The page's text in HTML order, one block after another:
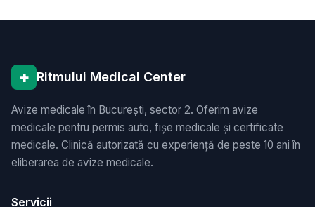
+ Ritmului Medical Center
Avize medicale în București, sector 2. Oferim avize
medicale pentru permis auto, fișe medicale și certificate
medicale. Clinică autorizată cu experiență de peste 10 ani în
eliberarea de avize medicale.
Servicii